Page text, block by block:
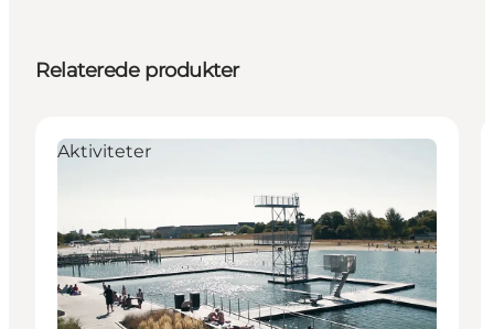
Relaterede produkter
Aktiviteter